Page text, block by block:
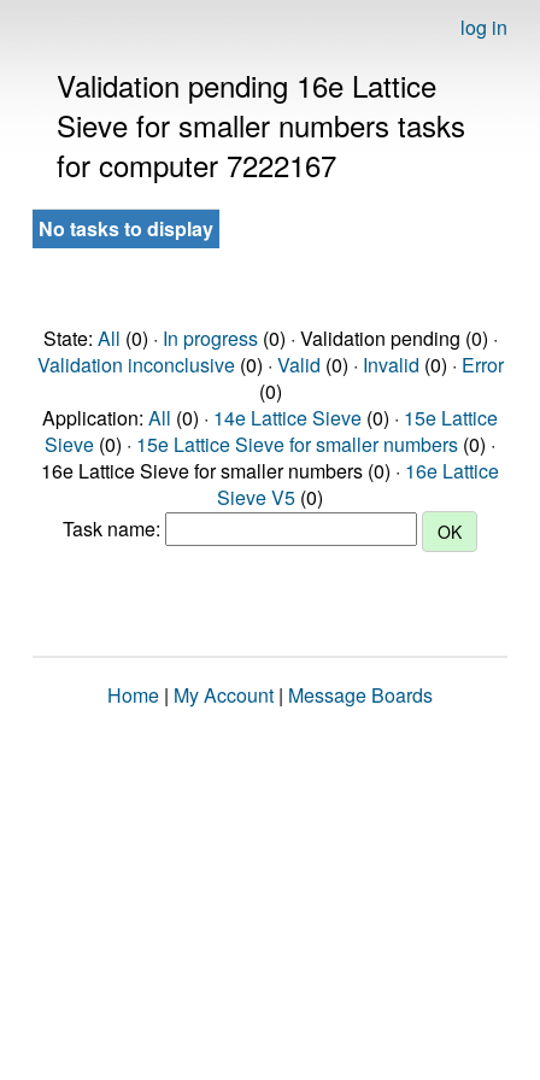
log in
Validation pending 16e Lattice
Sieve for smaller numbers tasks
for computer 7222167
No tasks to display
State: All (0) · In progress(0) · Validation pending (0) ·
Validation inconclusive(0) · Valid (0) · Invalid (0) · Error
(0)
Application: All (0) · 14e Lattice Sieve (0) · 15e Lattice
Sieve (0) · 15e Lattice Sieve for smaller numbers (0) ·
16e Lattice Sieve for smaller numbers (0) · 16e Lattice
Sieve V5 (0)
Task name:
Home | My Account | Message Boards